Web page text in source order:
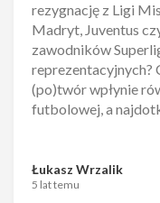
rezygnację z Ligi
Madryt, Juventus
zawodników
reprezentacyjnych?
(po)twór wpłynie
futbolowej, a
Łukasz Wrzalik
5 lat temu